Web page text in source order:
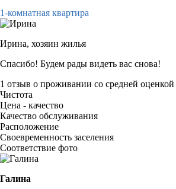
1-комнатная квартира
Ирина, хозяин жилья
Спасибо! Будем рады видеть вас снова!
1 отзыв о проживании со средней оценкой
Чистота
Цена - качество
Качество обслуживания
Расположение
Своевременность заселения
Соответствие фото
Галина